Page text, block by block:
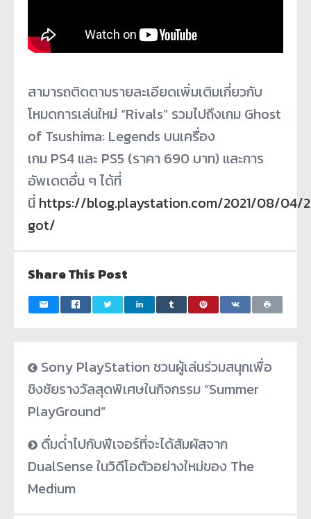
สามารถติดตามรายละเอียดเพิ่มเติมเกี่ยวกับ
โหมดการเล่นใหม่ “Rivals” รวมไปถึงเกม Ghost
of Tsushima: Legends บนเครื่อง
เกม PS4 และ PS5 (ราคา 690 บาท) และการ
อัพเดตอื่น ๆ ได้ที่
นี่ https://blog.playstation.com/2021/08/04/
got/
Share This Post
Sony PlayStation ชวนผู้เล่นร่วมสนุกเพื่อ
ชิงชัยรางวัลสุดพิเศษในกิจกรรม “Summer
PlayGround”
ดื่มด่ำไปกับฟีเจอร์ที่จะได้สัมผัสจาก
DualSense ในวิดีโอตัวอย่างใหม่ของ The
Medium